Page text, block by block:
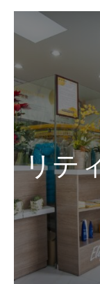
リテ